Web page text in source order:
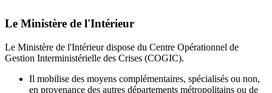
Le Ministère de l'Intérieur
Le Ministère de l'Intérieur dispose du Centre Opérationnel de
Gestion Interministérielle des Crises (COGIC).
Il mobilise des moyens complémentaires, spécialisés ou non,
en provenance des autres départements métropolitains ou de